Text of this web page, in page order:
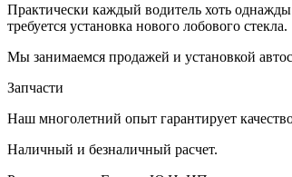
Практически каждый водитель хоть
требуется установка нового лобового стекла.
Мы занимаемся продажей и установкой
Запчасти
Наш многолетний опыт гарантирует
Наличный и безналичный расчет.